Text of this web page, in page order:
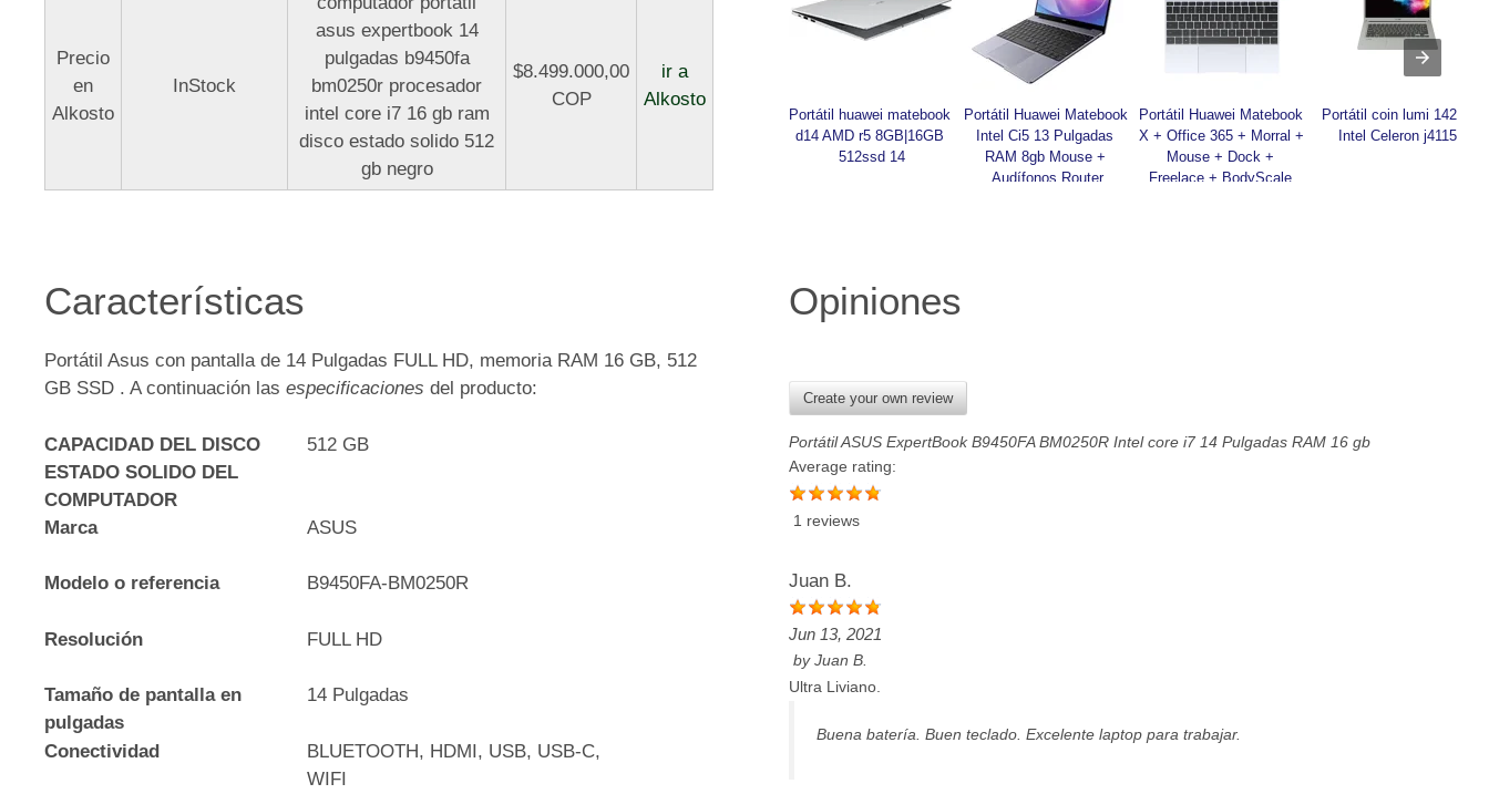
Precio
en
Alkosto
InStock
asus expertbook 14
pulgadas b9450fa
bm0250r procesador
intel core i7 16 gb ram
disco estado solido 512
gb negro
$8.499.000,00
COP
ir a
Alkosto
Portátil huawei matebook
d14 AMD r5 8GB|16GB
512ssd 14
Portátil Huawei Matebook
Intel Ci5 13 Pulgadas
RAM 8gb Mouse +
Audífonos Router
Portátil Huawei Matebook
X + Office 365 + Morral +
Mouse + Dock +
Freelace + BodyScale
Portátil coin lumi 142 g
Intel Celeron j4115
Características
Portátil Asus con pantalla de 14 Pulgadas FULL HD, memoria RAM 16 GB, 512
GB SSD . A continuación lasespecificaciones del producto:
CAPACIDAD DEL DISCO
ESTADO SOLIDO DEL
COMPUTADOR
512 GB
Marca ASUS
Modelo o referencia B9450FA-BM0250R
Resolución FULL HD
Tamaño de pantalla en
pulgadas
14 Pulgadas
Conectividad
BLUETOOTH, HDMI, USB, USB-C,
WIFI
Opiniones
Create your own review
Portátil ASUS ExpertBook B9450FA BM0250R Intel core i7 14 Pulgadas RAM 16 gb
Average rating:
1 reviews
Juan B.
Jun 13, 2021
byJuan B.
Ultra Liviano.
Buena batería. Buen teclado. Excelente laptop para trabajar.